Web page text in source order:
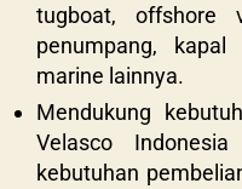
tugboat, offshore
penumpang,
marine lainnya.
Mendukung
Velasco
kebutuhan